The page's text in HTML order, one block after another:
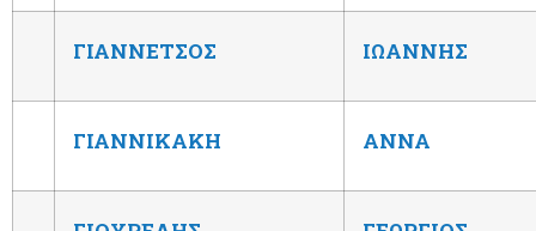
ΓΙΑΝΝΕΤΣΟΣ ΙΩΑΝΝΗΣ
ΓΙΑΝΝΙΚΑΚΗ ΑΝΝΑ